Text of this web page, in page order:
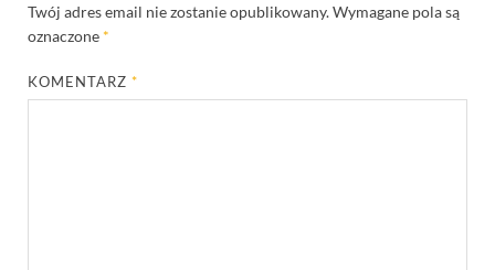
Twój adres email nie zostanie opublikowany.Wymagane pola są
oznaczone *
KOMENTARZ*